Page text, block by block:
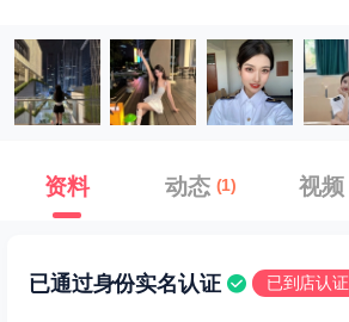
资料 动态 (1) 视频
已通过身份实名认证
已到店认证